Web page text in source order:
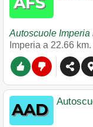
Autoscuole Imperia
Imperia a 22.66